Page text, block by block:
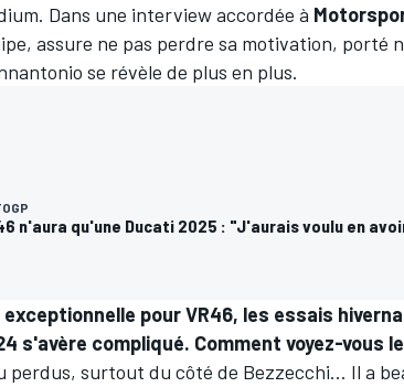
Dans une interview accordée à
assure ne pas perdre sa motivation, porté
se révèle de plus en plus.
n'aura qu'une Ducati 2025 : "J'aurais voulu en
pour VR46, les essais
s'avère compliqué. Comment voyez-vous
perdus, surtout du côté de Bezzecchi... Il a